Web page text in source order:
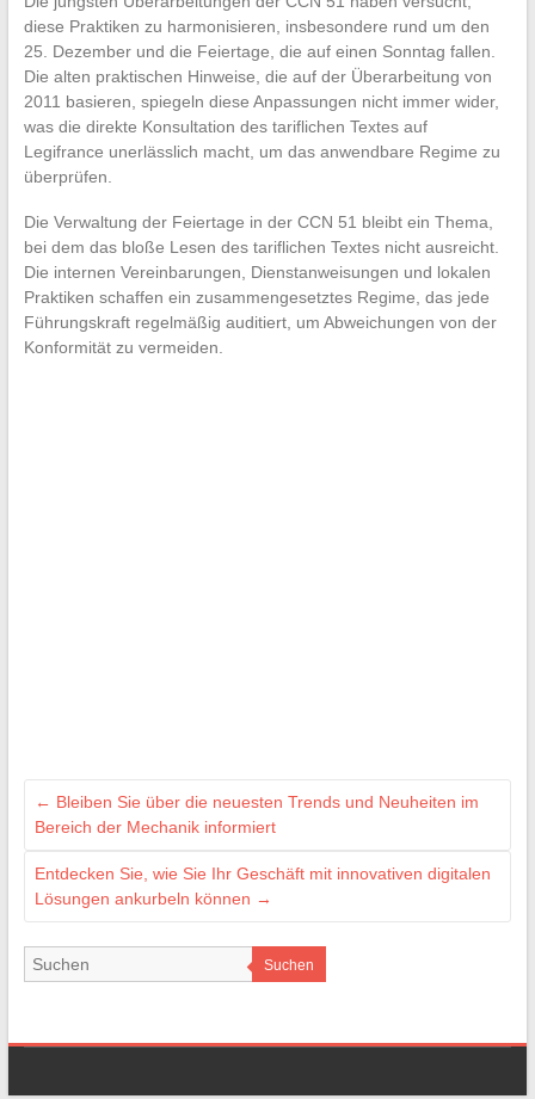
diese Praktiken zu harmonisieren, insbesondere rund um den
25. Dezember und die Feiertage, die auf einen Sonntag fallen.
Die alten praktischen Hinweise, die auf der Überarbeitung von
2011 basieren, spiegeln diese Anpassungen nicht immer wider,
was die direkte Konsultation des tariflichen Textes auf
Legifrance unerlässlich macht, um das anwendbare Regime zu
überprüfen.
Die Verwaltung der Feiertage in der CCN 51 bleibt ein Thema,
bei dem das bloße Lesen des tariflichen Textes nicht ausreicht.
Die internen Vereinbarungen, Dienstanweisungen und lokalen
Praktiken schaffen ein zusammengesetztes Regime, das jede
Führungskraft regelmäßig auditiert, um Abweichungen von der
Konformität zu vermeiden.
← Bleiben Sie über die neuesten Trends und Neuheiten im
Bereich der Mechanik informiert
Entdecken Sie, wie Sie Ihr Geschäft mit innovativen digitalen
Lösungen ankurbeln können →
Suchen